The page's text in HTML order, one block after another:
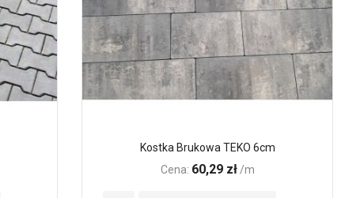
Kostka Brukowa TEKO 6cm
Cena: 60,29 zł /m